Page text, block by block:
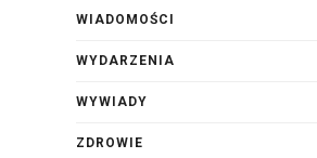
WIADOMOŚCI
WYDARZENIA
WYWIADY
ZDROWIE